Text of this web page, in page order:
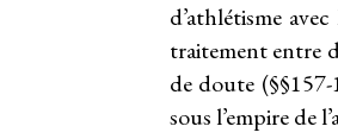
d’athlétisme
traitement entre
de doute
sous l’empire de